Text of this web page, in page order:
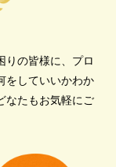
りの皆様に、プロ
をしていいかわか
なたもお気軽にご